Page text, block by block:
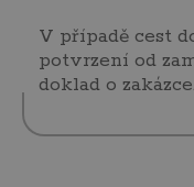
V případě cest
potvrzení od
doklad o zakázce.